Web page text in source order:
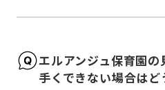
エルアンジュ保育園
手くできない場合は